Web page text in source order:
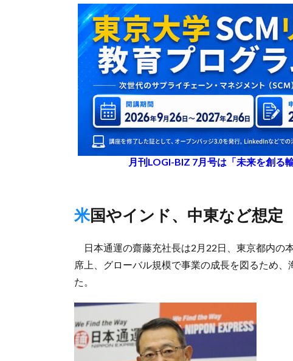
月刊LOGI-BIZ 7月号は「未来を創る
米国やインド、中東など想定
日本通運の齋藤充社長は2月22日、東京都内の
席上、グローバル規模で事業の成長を図るため
た。